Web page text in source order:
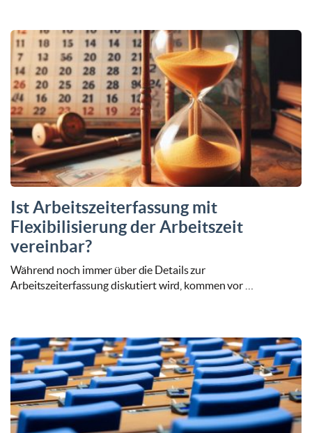
Ist Arbeitszeiterfassung mit
Flexibilisierung der Arbeitszeit
vereinbar?
Während noch immer über die Details zur
Arbeitszeiterfassung diskutiert wird, kommen vor …